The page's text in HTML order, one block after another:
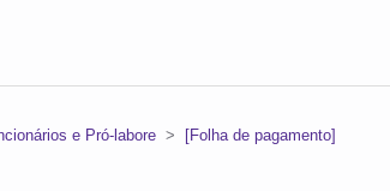
e Pró-labore [Folha de pagamento]